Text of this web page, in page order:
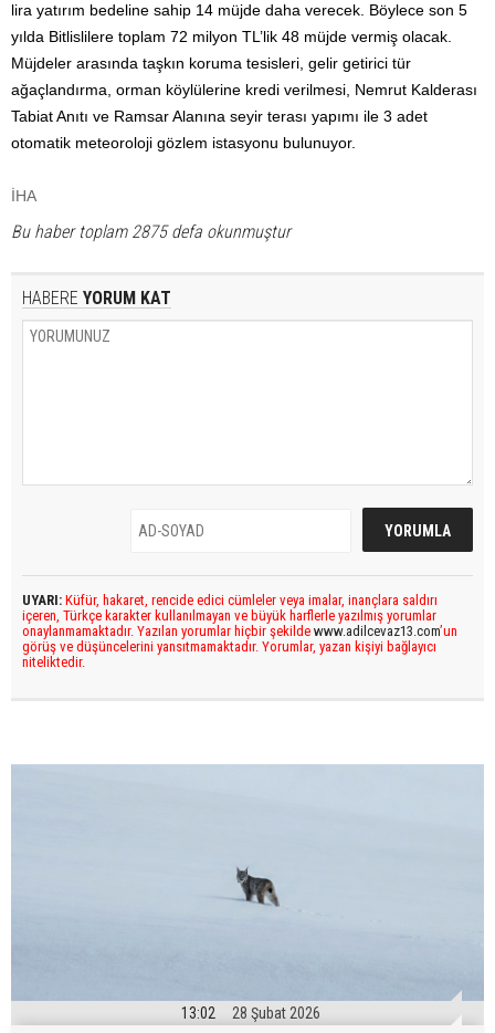
lira yatırım bedeline sahip 14 müjde daha verecek. Böylece son 5
yılda Bitlislilere toplam 72 milyon TL’lik 48 müjde vermiş olacak.
Müjdeler arasında taşkın koruma tesisleri, gelir getirici tür
ağaçlandırma, orman köylülerine kredi verilmesi, Nemrut Kalderası
Tabiat Anıtı ve Ramsar Alanına seyir terası yapımı ile 3 adet
otomatik meteoroloji gözlem istasyonu bulunuyor.
İHA
Bu haber toplam 2875 defa okunmuştur
HABERE YORUM KAT
UYARI: Küfür, hakaret, rencide edici cümleler veya imalar, inançlara saldırı
içeren, Türkçe karakter kullanılmayan ve büyük harflerle yazılmış yorumlar
onaylanmamaktadır. Yazılan yorumlar hiçbir şekilde www.adilcevaz13.com’un
görüş ve düşüncelerini yansıtmamaktadır. Yorumlar, yazan kişiyi bağlayıcı
niteliktedir.
13:02 28 Şubat 2026